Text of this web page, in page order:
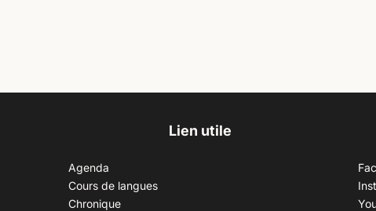
Lien utile
Agenda
Cours de langues
Chronique